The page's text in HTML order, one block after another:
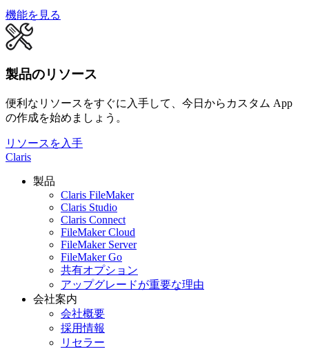
機能を見る
製品のリソース
便利なリソースをすぐに入手して、今日からカスタム App
の作成を始めましょう。
リソースを入手
Claris
製品
Claris FileMaker
Claris Studio
Claris Connect
FileMaker Cloud
FileMaker Server
FileMaker Go
共有オプション
アップグレードが重要な理由
会社案内
会社概要
採用情報
リセラー